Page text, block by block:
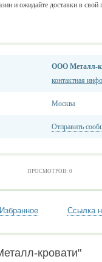
и ожидайте доставки в свой
ООО Металл-
контактная
Москва
Отправить
ПРОСМОТРОВ: 0
Ссылка
кровати"